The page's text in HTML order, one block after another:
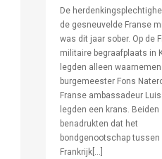
De
de gesneuvelde Franse
was dit jaar sober. Op de
militaire begraafplaats in
legden alleen
burgemeester Fons
Franse ambassadeur
legden een krans. Beiden
benadrukten dat het
bondgenootschap tussen
Frankrijk[…]